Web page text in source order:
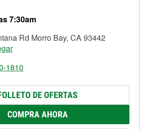
7:30am
Rd Morro Bay, CA 93442
1810
DE OFERTAS
COMPRA AHORA